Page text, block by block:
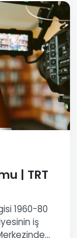
| TRT
1960-80
iş